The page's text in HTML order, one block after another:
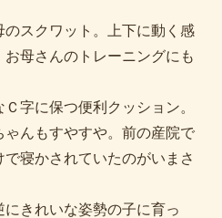
スクワット。上下に動く感
母さんのトレーニングにも
字に保つ便利クッション。
んもすやすや。前の産院で
寝かされていたのがいまさ
にきれいな姿勢の子に育っ